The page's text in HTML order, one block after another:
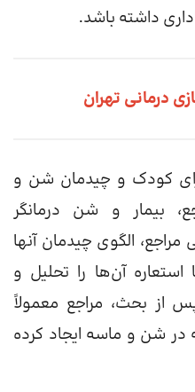
داشته باشد.
درمانی تهران
کودک و چیدمان شن و
بیمار و شن درمانگر
مراجع، الگوی چیدمان آنها
آن‌ها را تحلیل و
از بحث، مراجع معمولاً
شن و ماسه ایجاد کرده